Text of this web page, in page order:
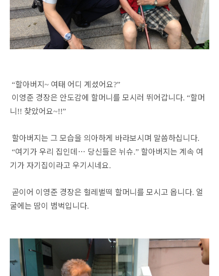
“할아버지~ 여태 어디 계셨어요?”
이영준 경장은 안도감에 할머니를 모시러 뛰어갑니다. “할머
니!! 찾았어요~!!”
할아버지는 그 모습을 의아하게 바라보시며 말씀하십니다.
“여기가 우리 집인데… 당신들은 뉘슈.” 할아버지는 계속 여
기가 자기집이라고 우기시네요.
곧이어 이영준 경장은 헐레벌떡 할머니를 모시고 옵니다. 얼
굴에는 땀이 범벅입니다.